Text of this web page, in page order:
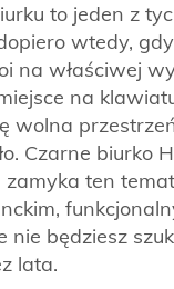
to jeden z
wtedy,
na właściwej
na
wolna
Czarne biurko
zamyka ten
nie będziesz
lata.